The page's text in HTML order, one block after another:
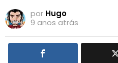
por Hugo
9 anos atrás